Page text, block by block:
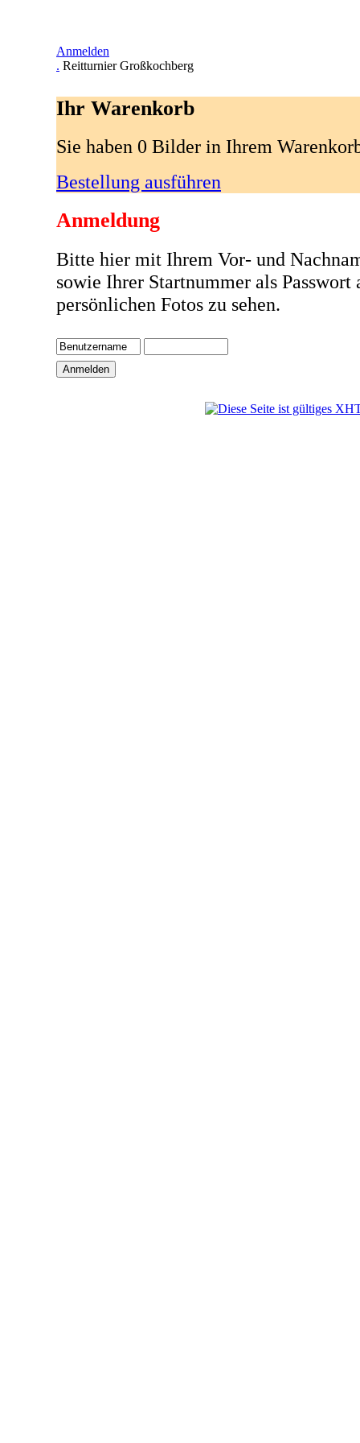
Anmelden
. Reitturnier Großkochberg
Ihr Warenkorb
Sie haben 0 Bilder in Ihrem
Bestellung ausführen
Anmeldung
Bitte hier mit Ihrem Vor- und
sowie Ihrer Startnummer als Passwort
persönlichen Fotos zu sehen.